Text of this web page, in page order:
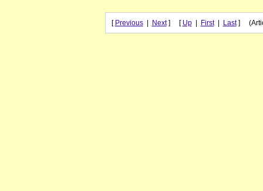
[ Previous| Next] [ Up| First| Last]